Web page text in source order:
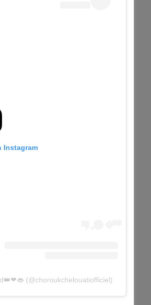
Instagram
(@choroukchelouatiofficiel)